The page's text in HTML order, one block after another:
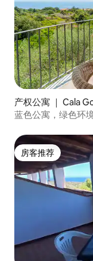
产权公寓 ｜ Cala
蓝色公寓，绿色环
房客推荐
房客推荐